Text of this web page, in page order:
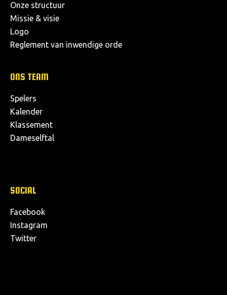
Onze structuur
Missie & visie
Logo
Reglement van inwendige orde
ONS TEAM
Spelers
Kalender
Klassement
Dameselftal
SOCIAL
Facebook
Instagram
Twitter